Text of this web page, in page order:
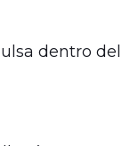
dentro del